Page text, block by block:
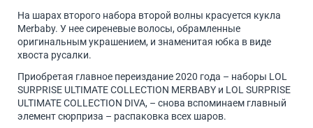
На шарах второго набора второй волны красуется кукла
Merbaby. У нее сиреневые волосы, обрамленные
оригинальным украшением, и знаменитая юбка в виде
хвоста русалки.
Приобретая главное переиздание 2020 года – наборы LOL
SURPRISE ULTIMATE COLLECTION MERBABY и LOL SURPRISE
ULTIMATE COLLECTION DIVA, – снова вспоминаем главный
элемент сюрприза – распаковка всех шаров.